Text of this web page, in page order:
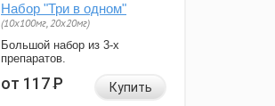
Набор "Три в одном"
(10x100мг, 20x20мг)
Большой набор из 3-х
препаратов.
от 117Р Купить